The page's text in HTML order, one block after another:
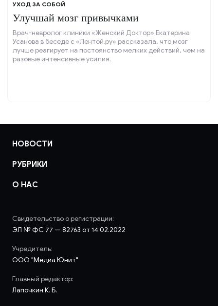
УХОД ЗА СОБОЙ
Улучшай мозг привычками
Врач-невролог клиники «Женский Доктор» Екатерина
Усанова в беседе с «Лентой.ру» рассказала, что мозг
лучше реагирует на постоянство мелких действий, чем на
разовые интенсивные усилия.
НОВОСТИ
РУБРИКИ
О НАС
Свидетельство о регистрации:
ЭЛ № ФС 77 — 82763 от 14.02.2022
Учредитель:
ООО "Медиа Юнит"
Главный редактор:
Лапочкин К. Б.